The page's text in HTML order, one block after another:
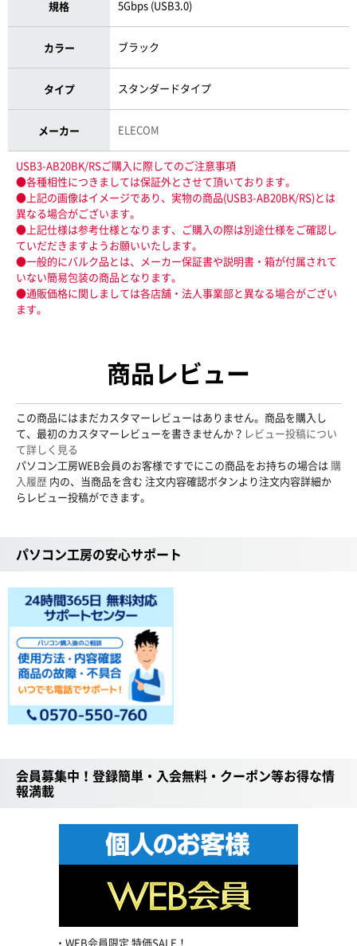
規格 5Gbps (USB3.0)
カラー ブラック
タイプ スタンダードタイプ
メーカー ELECOM
USB3-AB20BK/RSご購入に際してのご注意事項
●各種相性につきましては保証外とさせて頂いております。
●上記の画像はイメージであり、実物の商品(USB3-AB20BK/RS)とは
異なる場合がございます。
●上記仕様は参考仕様となります、ご購入の際は別途仕様をご確認し
ていだだきますようお願いいたします。
●一般的にバルク品とは、メーカー保証書や説明書・箱が付属されて
いない簡易包装の商品となります。
●通販価格に関しましては各店舗・法人事業部と異なる場合がござい
ます。
商品レビュー
この商品にはまだカスタマーレビューはありません。商品を購入し
て、最初のカスタマーレビューを書きませんか？ レビュー投稿につい
て詳しく見る
パソコン工房WEB会員のお客様ですでにこの商品をお持ちの場合は 購
入履歴 内の、当商品を含む 注文内容確認ボタンより注文内容詳細か
らレビュー投稿ができます。
パソコン工房の安心サポート
会員募集中！登録簡単・入会無料・クーポン等お得な情
報満載
WEB会員限定 特価SALE！